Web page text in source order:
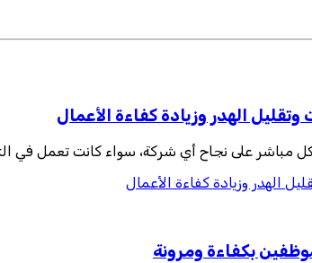
الهدر وزيادة كفاءة الأعمال
مباشر على نجاح أي شركة، سواء كانت تعمل في
الهدر وزيادة كفاءة الأعمال
بكفاءة ومرونة